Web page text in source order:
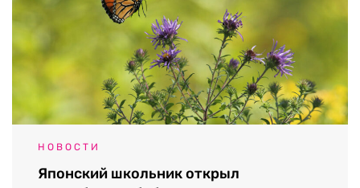
НОВОСТИ
Японский школьник открыл